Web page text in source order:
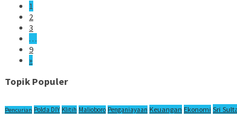
1
2
3
…
9
»
Topik Populer
Pencurian Polda DIY Klitih Malioboro Penganiayaan Keuangan Ekonomi Sri